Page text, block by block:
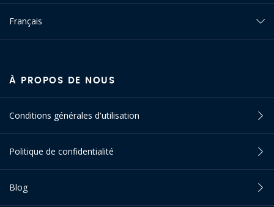
Français
À PROPOS DE NOUS
Conditions générales d'utilisation
Politique de confidentialité
Blog